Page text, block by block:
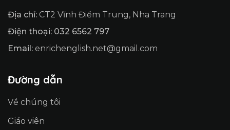
Địa chỉ: CT2 Vĩnh Điềm Trung, Nha Trang
Điện thoại: 032 6562 797
Email: enrichenglish.net@gmail.com
Đường dẫn
Về chúng tôi
Giáo viên